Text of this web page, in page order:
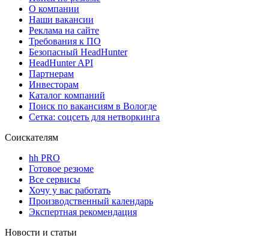
О компании
Наши вакансии
Реклама на сайте
Требования к ПО
Безопасный HeadHunter
HeadHunter API
Партнерам
Инвесторам
Каталог компаний
Поиск по вакансиям в Вологде
Сетка: соцсеть для нетворкинга
Соискателям
hh PRO
Готовое резюме
Все сервисы
Хочу у вас работать
Производственный календарь
Экспертная рекомендация
Новости и статьи